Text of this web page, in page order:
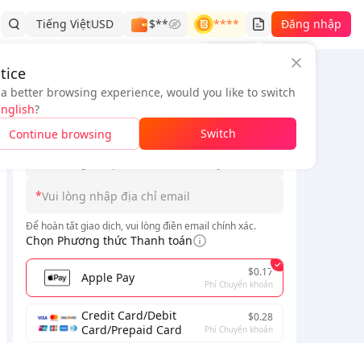
Tiếng ViệtUSD $**
****
Đăng nhập
Thông tin đơn hàng
*
*
Để hoàn tất giao dịch, vui lòng điền email chính xác.
Chọn Phương thức Thanh toán
Apple Pay $0.17
Phí Chuyển khoản
Credit Card/Debit
Card/Prepaid Card
$0.28
Phí Chuyển khoản
Only
cho người chơi máy chủngoàiNga, Việt Nam, Indonesia,
a better browsing experience, would you like to switch
?
Continue browsing
Switch